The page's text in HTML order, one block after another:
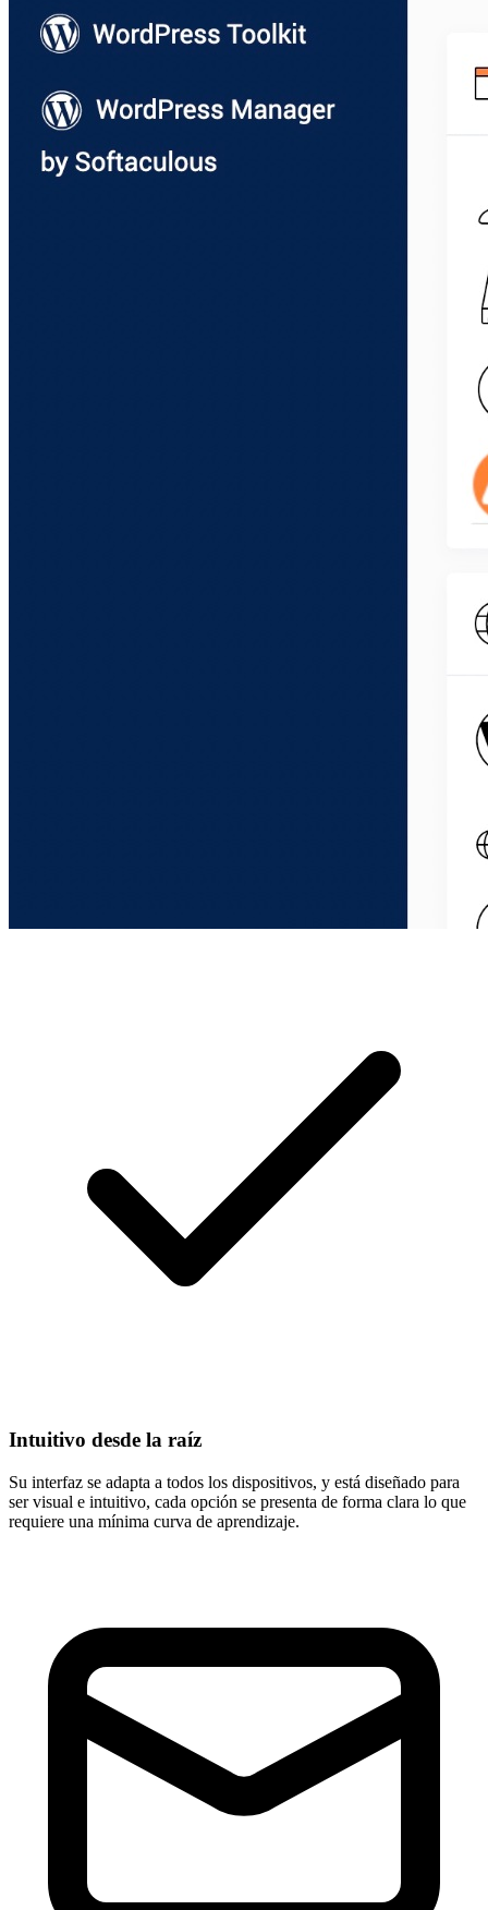
Intuitivo desde la raíz
Su interfaz se adapta a todos los dispositivos, y está diseñado para
servisual e intuitivo, cada opción se presenta de forma clara lo que
requiere una mínima curva de aprendizaje.